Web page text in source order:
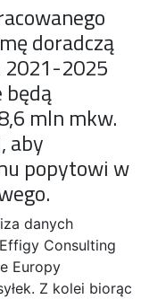
doradczą
2021-2025
mln mkw.
aby
popytowi w
danych
Consulting
Europy
Z kolei biorąc